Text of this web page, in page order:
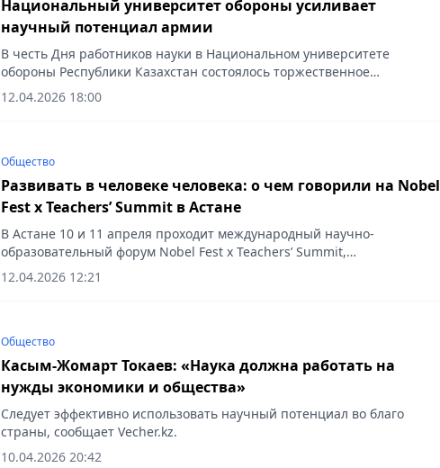
Национальный университет обороны усиливает
научный потенциал армии
В честь Дня работников науки в Национальном университете
обороны Республики Казахстан состоялось торжественное
мероприятие с участием руководства, профессорско-
преподавательского состава и ветеранов, сообщает корреспондент
12.04.2026 18:00
Общество
Развивать в человеке человека: о чем говорили на Nobel
Fest x Teachers’ Summit в Астане
В Астане 10 и 11 апреля проходит международный научно-
образовательный форум Nobel Fest x Teachers’ Summit,
объединивший экспертов, ученых, педагогов, управленцев и
лидеров образовательной среды, сообщает корреспондент vecher.kz
12.04.2026 12:21
Общество
Касым-Жомарт Токаев: «Наука должна работать на
нужды экономики и общества»
Следует эффективно использовать научный потенциал во благо
страны, сообщает Vecher.kz.
10.04.2026 20:42